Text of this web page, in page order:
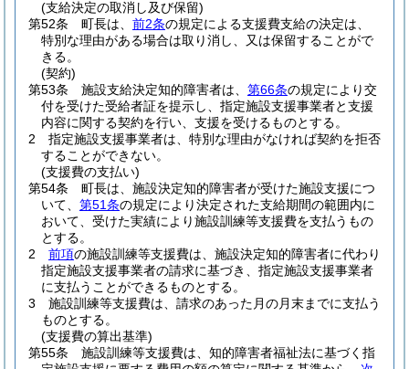
(支給決定の取消し及び保留)
第52条
町長は、 前2条の規定による支援費支給の決定は、
特別な理由がある場合は取り消し、又は保留することがで
きる。
(契約)
第53条
施設支給決定知的障害者は、 第66条の規定により交
付を受けた受給者証を提示し、指定施設支援事業者と支援
内容に関する契約を行い、支援を受けるものとする。
2
指定施設支援事業者は、特別な理由がなければ契約を拒否
することができない。
(支援費の支払い)
第54条
町長は、施設決定知的障害者が受けた施設支援につ
いて、 第51条の規定により決定された支給期間の範囲内に
おいて、受けた実績により施設訓練等支援費を支払うもの
とする。
2
前項の施設訓練等支援費は、施設決定知的障害者に代わり
指定施設支援事業者の請求に基づき、指定施設支援事業者
に支払うことができるものとする。
3
施設訓練等支援費は、請求のあった月の月末までに支払う
ものとする。
(支援費の算出基準)
第55条
施設訓練等支援費は、知的障害者福祉法に基づく指